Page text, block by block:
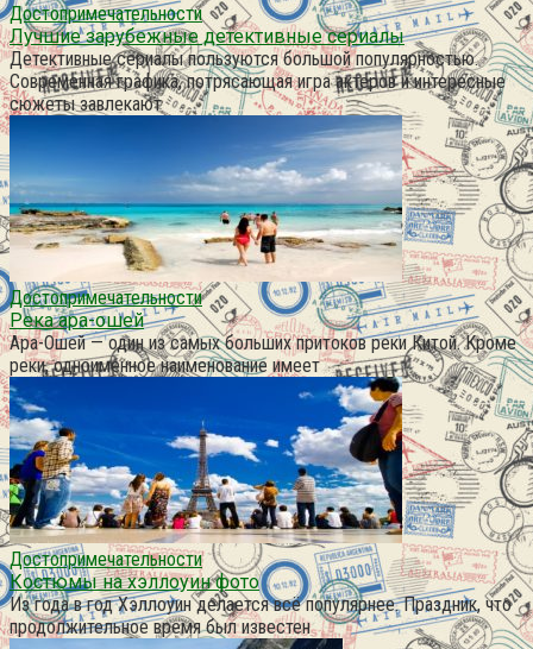
Достопримечательности
Лучшие зарубежные детективные сериалы
Детективные сериалы пользуются большой популярностью.
Современная графика, потрясающая игра актеров и интересные
сюжеты завлекают
Достопримечательности
Река ара-ошей
Ара-Ошей — один из самых больших притоков реки Китой. Кроме
реки, одноименное наименование имеет
Достопримечательности
Костюмы на хэллоуин фото
Из года в год Хэллоуин делается всё популярнее. Праздник, что
продолжительное время был известен